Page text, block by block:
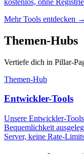
Mehr Tools entdecken →
Themen-Hubs
Vertiefe dich in Pillar-
Themen-Hub
Entwickler-Tools
Unsere Entwickler-
Bequemlichkeit
Server, keine Rate-